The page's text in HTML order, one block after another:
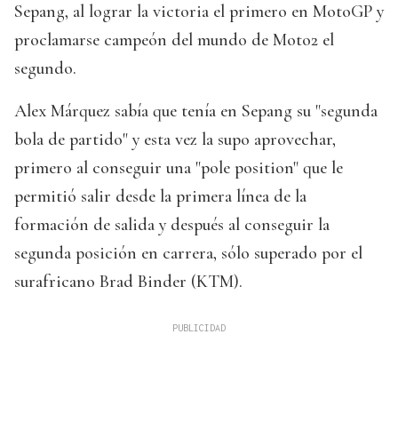
Sepang, al lograr la victoria el primero en MotoGP y
proclamarse campeón del mundo de Moto2 el
segundo.
Alex Márquez sabía que tenía en Sepang su "segunda
bola de partido" y esta vez la supo aprovechar,
primero al conseguir una "pole position" que le
permitió salir desde la primera línea de la
formación de salida y después al conseguir la
segunda posición en carrera, sólo superado por el
surafricano Brad Binder (KTM).